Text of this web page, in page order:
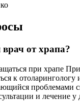
от храпа?
при храпе
к отоларингологу
проблемами
и лечение у